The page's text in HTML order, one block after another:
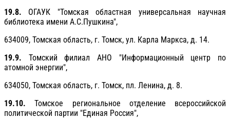
19.8. ОГАУК "Томская областная универсальная научная
библиотека имени А.С.Пушкина",
634009, Томская область, г. Томск, ул. Карла Маркса, д. 14.
19.9. Томский филиал АНО "Информационный центр по
атомной энергии",
634050, Томская область, г. Томск, пл. Ленина, д. 8.
19.10.Томское региональное отделение всероссийской
политической партии "Единая Россия",